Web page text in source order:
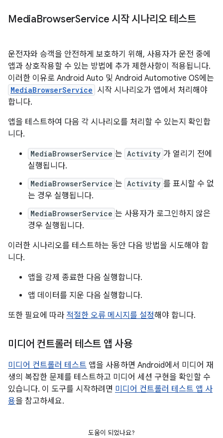
MediaBrowserService 시작 시나리오 테스트
운전자와 승객을 안전하게 보호하기 위해, 사용자가 운전 중에
앱과 상호작용할 수 있는 방법에 추가 제한사항이 적용됩니다.
이러한 이유로 Android Auto 및 Android Automotive OS에는
MediaBrowserService 시작 시나리오가 앱에서 처리해야
합니다.
앱을 테스트하여 다음 각 시나리오를 처리할 수 있는지 확인합
니다.
MediaBrowserService 는 Activity 가 열리기 전에
실행됩니다.
MediaBrowserService 는 Activity 를 표시할 수 없
는 경우 실행됩니다.
MediaBrowserService 는 사용자가 로그인하지 않은
경우 실행됩니다.
이러한 시나리오를 테스트하는 동안 다음 방법을 시도해야 합
니다.
앱을 강제 종료한 다음 실행합니다.
앱 데이터를 지운 다음 실행합니다.
또한 필요에 따라 적절한 오류 메시지를 설정해야 합니다.
미디어 컨트롤러 테스트 앱 사용
미디어 컨트롤러 테스트 앱을 사용하면 Android에서 미디어 재
생의 복잡한 문제를 테스트하고 미디어 세션 구현을 확인할 수
있습니다. 이 도구를 시작하려면 미디어 컨트롤러 테스트 앱 사
용을 참고하세요.
도움이 되었나요?